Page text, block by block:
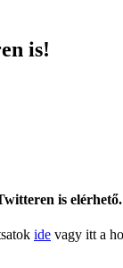
is!
is
ide vagy itt a